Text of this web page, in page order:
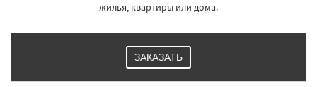
жилья, квартиры или дома.
ЗАКАЗАТЬ